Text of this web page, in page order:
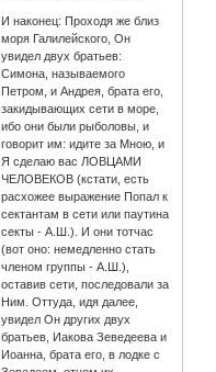
И наконец: Проходя же близ
моря Галилейского, Он
увидел двух братьев:
Симона, называемого
Петром, и Андрея, брата его,
закидывающих сети в море,
ибо они были рыболовы, и
говорит им: идите за Мною, и
Я сделаю вас ЛОВЦАМИ
ЧЕЛОВЕКОВ (кстати, есть
расхожее выражение Попал к
сектантам в сети или паутина
секты - А.Ш.). И они тотчас
(вот оно: немедленно стать
членом группы - А.Ш.),
оставив сети, последовали за
Ним. Оттуда, идя далее,
увидел Он других двух
братьев, Иакова Зеведеева и
Иоанна, брата его, в лодке с